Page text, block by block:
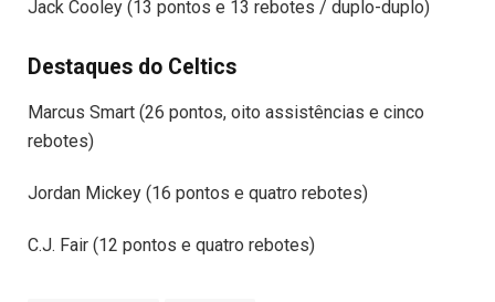
Jack Cooley (13 pontos e 13 rebotes / duplo-duplo)
Destaques do Celtics
Marcus Smart (26 pontos, oito assistências e cinco
rebotes)
Jordan Mickey (16 pontos e quatro rebotes)
C.J. Fair (12 pontos e quatro rebotes)